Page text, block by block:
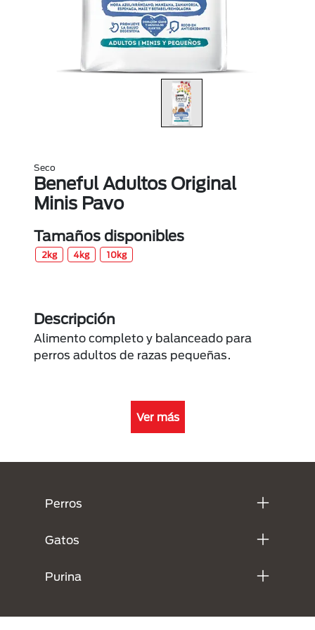
Seco
Beneful Adultos Original
Minis Pavo
Tamaños disponibles
2kg 4kg 10kg
Descripción
Alimento completo y balanceado para
perros adultos de razas pequeñas.
Ver más
Perros
Gatos
Purina